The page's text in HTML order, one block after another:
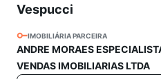
Vespucci
IMOBILIÁRIA PARCEIRA
ANDRE MORAES
VENDAS IMOBILIARIAS LTDA